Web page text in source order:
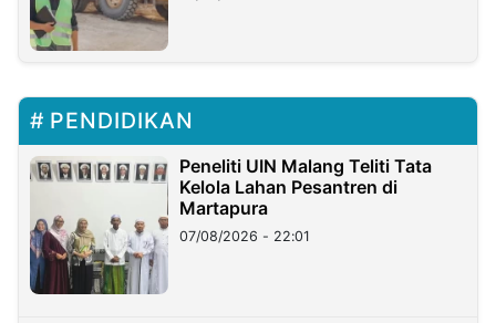
PENDIDIKAN
Peneliti UIN Malang Teliti Tata
Kelola Lahan Pesantren di
Martapura
07/08/2026 - 22:01